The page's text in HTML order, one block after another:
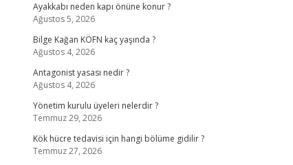
Ayakkabı neden kapı önüne konur ?
Ağustos 5, 2026
Bilge Kağan KÖFN kaç yaşında ?
Ağustos 4, 2026
Antagonist yasası nedir ?
Ağustos 4, 2026
Yönetim kurulu üyeleri nelerdir ?
Temmuz 29, 2026
Kök hücre tedavisi için hangi bölüme gidilir ?
Temmuz 27, 2026